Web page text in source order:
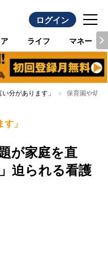
ログイン
ライフ マネー
分があります」 保育園や幼
」
が家庭を直
迫られる看護